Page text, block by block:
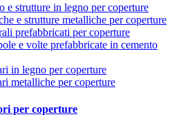
e strutture in legno per coperture
e strutture metalliche per coperture
prefabbricati per coperture
e volte prefabbricate in cemento
in legno per coperture
metalliche per coperture
per coperture